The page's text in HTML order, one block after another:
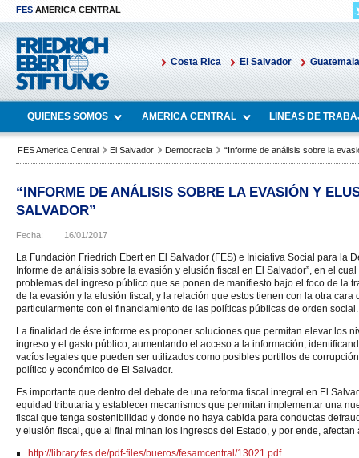
FES AMERICA CENTRAL
Costa Rica El Salvador Guatemala
QUIENES SOMOS AMERICA CENTRAL LINEAS DE
FES America Central El Salvador Democracia “Informe de análisis sobre la
“INFORME DE ANÁLISIS SOBRE LA EVASIÓN Y
SALVADOR”
Fecha: 16/01/2017
La Fundación Friedrich Ebert en El Salvador (FES) e Iniciativa Social para la
Informe de análisis sobre la evasión y elusión fiscal en El Salvador”, en el
problemas del ingreso público que se ponen de manifiesto bajo el foco de la
de la evasión y la elusión fiscal, y la relación que estos tienen con la otra cara
particularmente con el financiamiento de las políticas públicas de orden social.
La finalidad de éste informe es proponer soluciones que permitan elevar los
ingreso y el gasto público, aumentando el acceso a la información,
vacíos legales que pueden ser utilizados como posibles portillos de
político y económico de El Salvador.
Es importante que dentro del debate de una reforma fiscal integral en El
equidad tributaria y establecer mecanismos que permitan implementar una
fiscal que tenga sostenibilidad y donde no haya cabida para conductas
y elusión fiscal, que al final minan los ingresos del Estado, y por ende,
http://library.fes.de/pdf-files/bueros/fesamcentral/13021.pdf